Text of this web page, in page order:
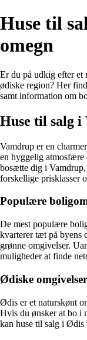
Huse til
omegn
Er du på udkig efter
ødiske region? Her
samt information om
Huse til salg i
Vamdrup er en
en hyggelig atmosfære
bosætte dig i
forskellige prisklasser
Populære
De mest populære
kvarterer tæt på byens
grønne omgivelser.
muligheder at finde
Ødiske omgivelser
Ødis er et naturskønt
Hvis du ønsker at bo i
kan huse til salg i